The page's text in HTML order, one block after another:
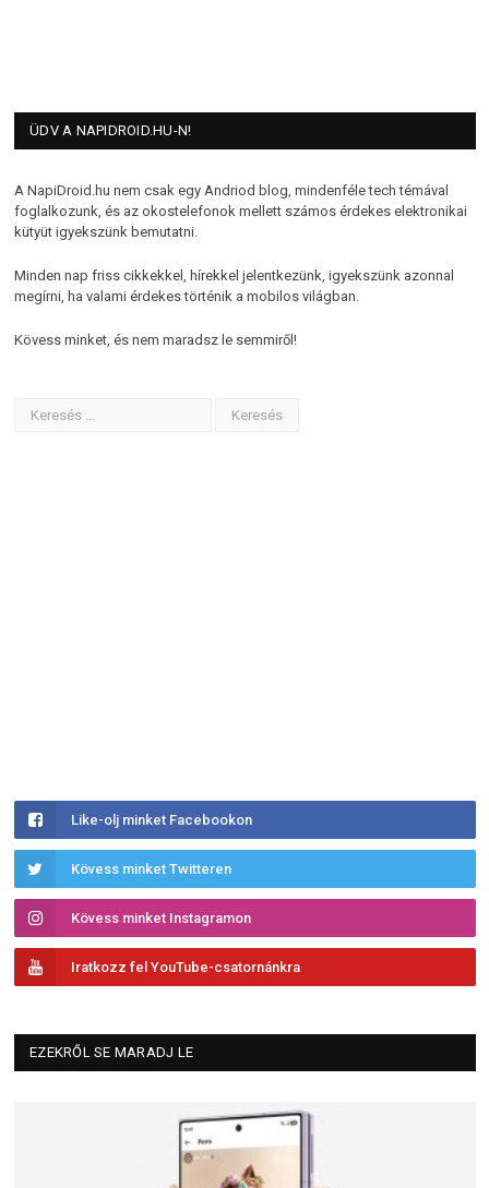
ÜDV A NAPIDROID.HU-N!
A NapiDroid.hu nem csak egy Andriod blog, mindenféle tech témával
foglalkozunk, és az okostelefonok mellett számos érdekes elektronikai
kütyüt igyekszünk bemutatni.
Minden nap friss cikkekkel, hírekkel jelentkezünk, igyekszünk azonnal
megírni, ha valami érdekes történik a mobilos világban.
Kövess minket, és nem maradsz le semmiről!
Like-olj minket Facebookon
Kövess minket Twitteren
Kövess minket Instagramon
Iratkozz fel YouTube-csatornánkra
EZEKRŐL SE MARADJ LE